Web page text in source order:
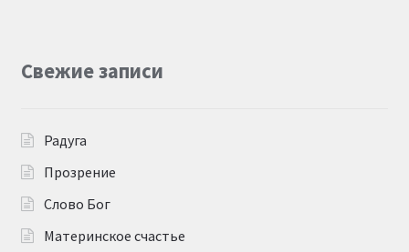
Свежие записи
Радуга
Прозрение
Слово Бог
Материнское счастье